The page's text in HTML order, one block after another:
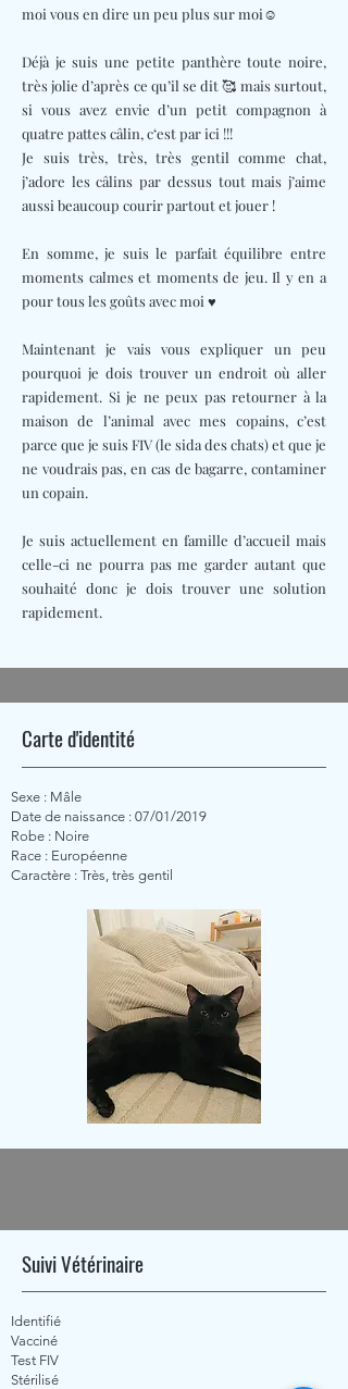
moi vous en dire un peu plus sur moi☺️
Déjà je suis une petite panthère toute noire,
très jolie d’après ce qu’il se dit 🥰 mais surtout,
si vous avez envie d’un petit compagnon à
quatre pattes câlin, c‘est par ici !!!
Je suis très, très, très gentil comme chat,
j’adore les câlins par dessus tout mais j’aime
aussi beaucoup courir partout et jouer !
En somme, je suis le parfait équilibre entre
moments calmes et moments de jeu. Il y en a
pour tous les goûts avec moi ♥️
Maintenant je vais vous expliquer un peu
pourquoi je dois trouver un endroit où aller
rapidement. Si je ne peux pas retourner à la
maison de l’animal avec mes copains, c’est
parce que je suis FIV (le sida des chats) et que je
ne voudrais pas, en cas de bagarre, contaminer
un copain.
Je suis actuellement en famille d’accueil mais
celle-ci ne pourra pas me garder autant que
souhaité donc je dois trouver une solution
rapidement.
Carte d'identité
Sexe : Mâle
Date de naissance : 07/01/2019
Robe : Noire
Race : Européenne
Caractère : Très, très gentil
Suivi Vétérinaire
Identifié
Vacciné
Test FIV
Stérilisé